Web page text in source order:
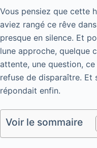
Vous pensiez que cette
aviez rangé ce rêve
presque en silence. Et
lune approche, quelque
attente, une question,
refuse de disparaître.
répondait enfin.
Voir le sommaire